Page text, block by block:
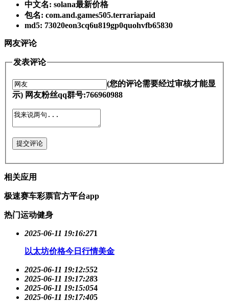
中文名: solana最新价格
包名: com.and.games505.terrariapaid
md5: 73020eon3cq6u819gp0quohvfb65830
网友评论
发表评论
(您的评论需要经过审核才能显
示) 网友粉丝qq群号:766960988
提交评论
相关应用
极速赛车彩票官方平台app
热门运动健身
2025-06-11 19:16:271
以太坊价格今日行情美金
2025-06-11 19:12:552
2025-06-11 19:17:283
2025-06-11 19:15:054
2025-06-11 19:17:405